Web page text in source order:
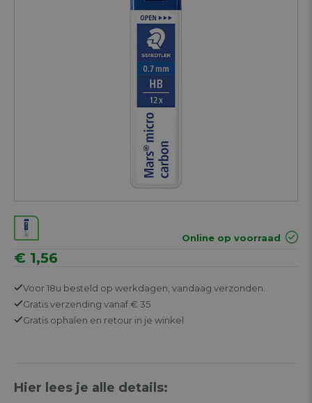
Online op voorraad
€ 1,56
Voor 18u besteld op werkdagen, vandaag verzonden.
Gratisverzending vanaf € 35
Gratis ophalen en retour in je winkel
Hier lees je alle details: